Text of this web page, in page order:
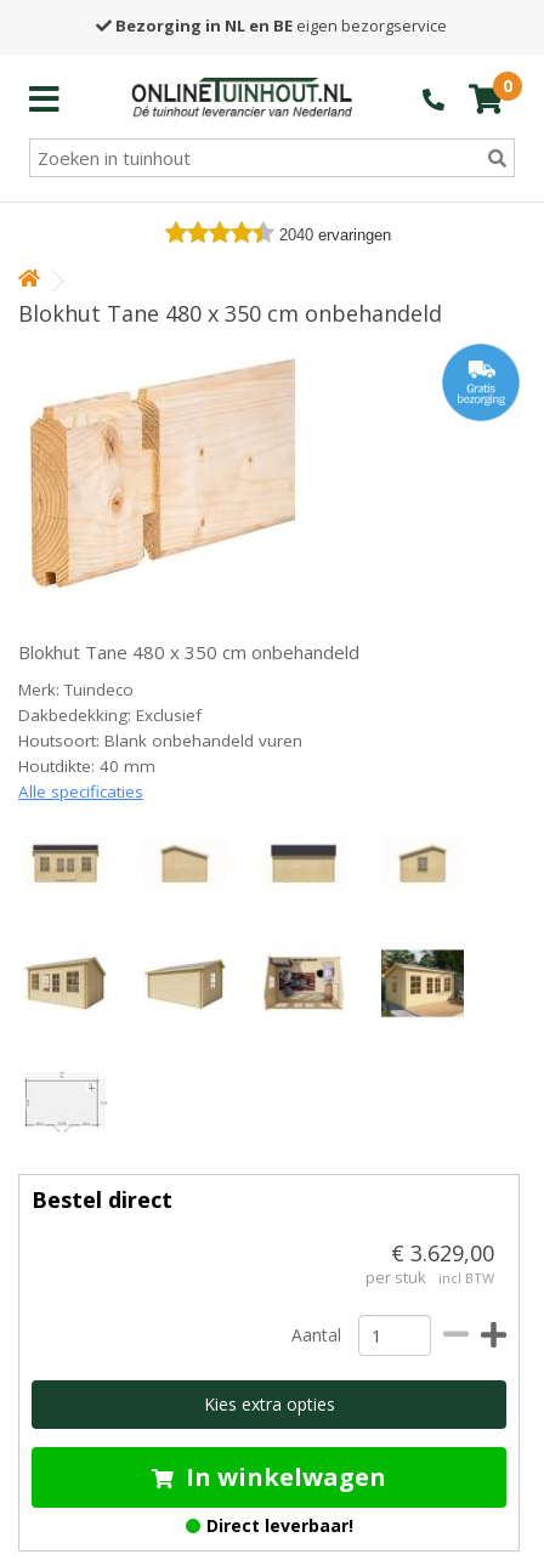
Bezorging in NL en BE eigen bezorgservice
0
2040 ervaringen
Blokhut Tane 480 x 350 cm onbehandeld
Blokhut Tane 480 x 350 cm onbehandeld
Merk: Tuindeco
Dakbedekking: Exclusief
Houtsoort: Blank onbehandeld vuren
Houtdikte: 40 mm
Alle specificaties
Bestel direct
€ 3.629,00
per stuk incl BTW
Aantal
Kies extra opties
In winkelwagen
Direct leverbaar!